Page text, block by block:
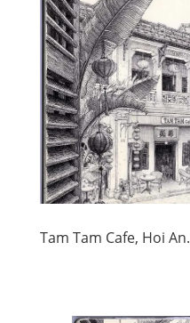
Tam Tam Cafe, Hoi An.